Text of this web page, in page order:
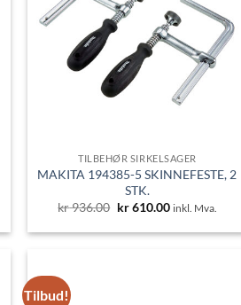
TILBEHØR SIRKELSAGER
MAKITA 194385-5 SKINNEFESTE, 2
STK.
kr936.00 Opprinnelig
var:
kr610.00Nåværende
er:
inkl. Mva.
Tilbud!